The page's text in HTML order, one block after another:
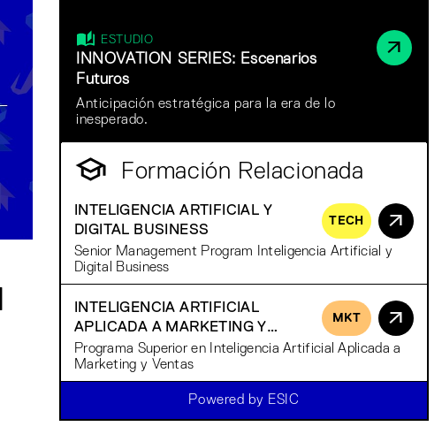
ESTUDIO
INNOVATION SERIES: Escenarios
Futuros
Anticipación estratégica para la era de lo
inesperado.
Formación Relacionada
INTELIGENCIA ARTIFICIAL Y
DIGITAL BUSINESS
TECH
Senior Management Program Inteligencia Artificial y
Digital Business
INTELIGENCIA ARTIFICIAL
APLICADA A MARKETING Y
VENTAS
MKT
Programa Superior en Inteligencia Artificial Aplicada a
Marketing y Ventas
Powered by ESIC